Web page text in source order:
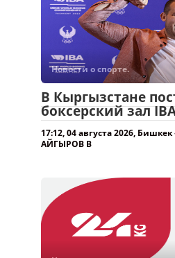
Новости о спорте.
В Кыргызстане
боксерский зал
17:12, 04 августа 2026, Бишкек